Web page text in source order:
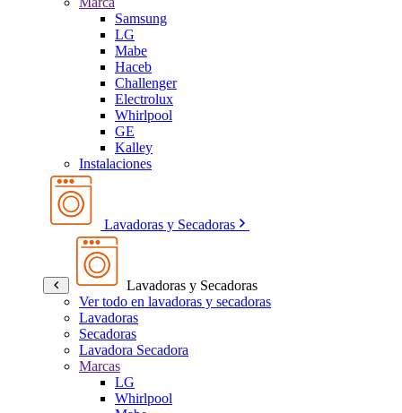
Samsung
LG
Mabe
Haceb
Challenger
Electrolux
Whirlpool
GE
Kalley
Instalaciones
Lavadoras y Secadoras
Lavadoras y Secadoras
Ver todo en lavadoras y secadoras
Lavadoras
Secadoras
Lavadora Secadora
Marcas
LG
Whirlpool